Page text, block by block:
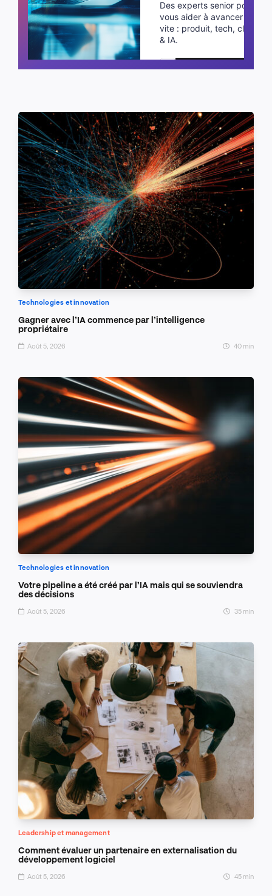
Des experts senior pour
vous aider à avancer plus
vite : produit, tech, cloud
& IA.
Planifier un appel
Technologies et innovation
Gagner avec l’IA commence par l’intelligence
propriétaire
Août 5, 2026 40 min
Technologies et innovation
Votre pipeline a été créé par l’IA mais qui se souviendra
des décisions
Août 5, 2026 35 min
Leadership et management
Comment évaluer un partenaire en externalisation du
développement logiciel
Août 5, 2026 45 min